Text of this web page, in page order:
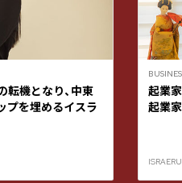
転機となり、中東
プを埋めるイスラ
起業
起業家